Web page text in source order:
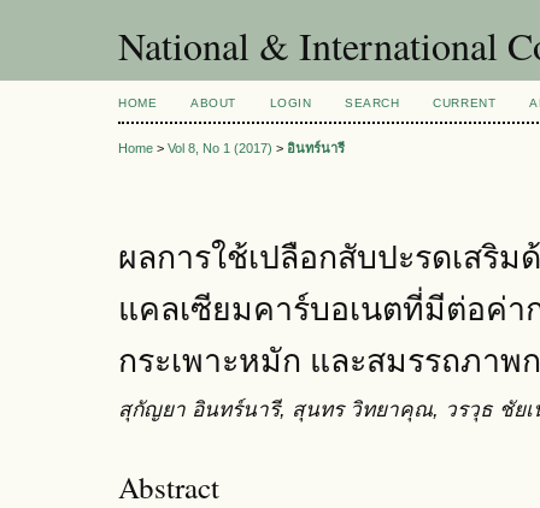
National & International
HOME ABOUT LOGIN SEARCH CURRENT
Home > Vol 8, No 1 (2017) > อินทร์นารี
ผลการใช้เปลือกสับปะรดเสริม
แคลเซียมคาร์บอเนตที่มีต่อค่า
กระเพาะหมัก และสมรรถภา
สุกัญยา อินทร์นารี, สุนทร วิทยาคุณ, วรวุธ ชัยเ
Abstract